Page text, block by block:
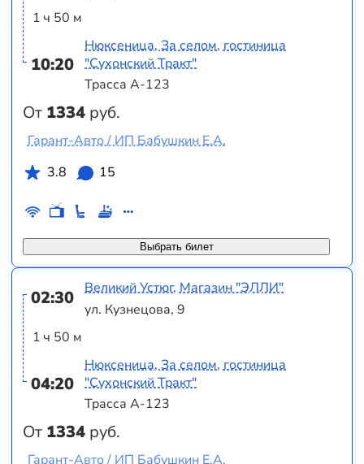
1 ч 50 м
10:20
От 1334 руб.
Нюксеница, За селом, гостиница
"Сухонский Тракт"
Трасса А-123
Выбрать билет
Гарант-Авто / ИП Бабушкин Е.А.
3.8
15
02:30
1 ч 50 м
04:20
От 1334 руб.
Великий Устюг, Магазин "ЭЛЛИ"
ул. Кузнецова, 9
Нюксеница, За селом, гостиница
"Сухонский Тракт"
Трасса А-123
Гарант-Авто / ИП Бабушкин Е.А.